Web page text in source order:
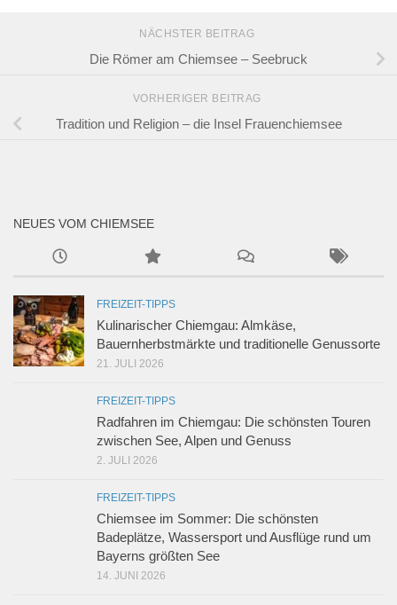
NÄCHSTER BEITRAG
Die Römer am Chiemsee – Seebruck
VORHERIGER BEITRAG
Tradition und Religion – die Insel Frauenchiemsee
NEUES VOM CHIEMSEE
FREIZEIT-TIPPS
Kulinarischer Chiemgau: Almkäse,
Bauernherbstmärkte und traditionelle Genussorte
21. JULI 2026
FREIZEIT-TIPPS
Radfahren im Chiemgau: Die schönsten Touren
zwischen See, Alpen und Genuss
2. JULI 2026
FREIZEIT-TIPPS
Chiemsee im Sommer: Die schönsten
Badeplätze, Wassersport und Ausflüge rund um
Bayerns größten See
14. JUNI 2026